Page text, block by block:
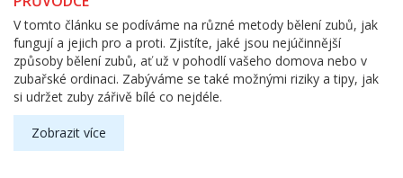
V tomto článku se podíváme na různé metody bělení zubů, jak
fungují a jejich pro a proti. Zjistíte, jaké jsou nejúčinnější
způsoby bělení zubů, ať už v pohodlí vašeho domova nebo v
zubařské ordinaci. Zabýváme se také možnými riziky a tipy, jak
si udržet zuby zářivě bílé co nejdéle.
Zobrazit více